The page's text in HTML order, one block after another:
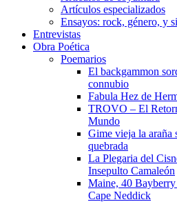
Artículos especializados
Ensayos: rock, género, y
Entrevistas
Obra Poética
Poemarios
El backgammon
connubio
Fabula Hez de
TROVO – El
Mundo
Gime vieja la araña
quebrada
La Plegaria del
Insepulto Camaleón
Maine, 40
Cape Neddick